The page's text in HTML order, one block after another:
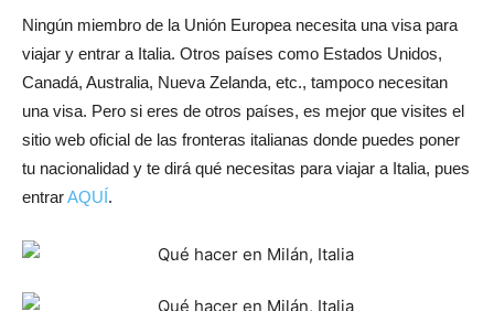
Ningún miembro de la Unión Europea necesita una visa para
viajar y entrar a Italia. Otros países como Estados Unidos,
Canadá, Australia, Nueva Zelanda, etc., tampoco necesitan
una visa. Pero si eres de otros países, es mejor que visites el
sitio web oficial de las fronteras italianas donde puedes poner
tu nacionalidad y te dirá qué necesitas para viajar a Italia, pues
entrarAQUÍ.